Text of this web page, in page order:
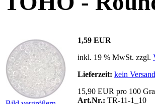
1,59 EUR
inkl. 19 % MwSt. zzgl.
Lieferzeit: kein
15,90 EUR pro 100
Art.Nr.: TR-11-1_10